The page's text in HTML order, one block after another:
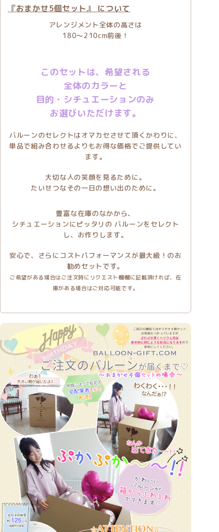
『おまかせ5個セット』 について
アレンジメント全体の高さは
180〜210cm前後！
このセットは、希望される
全体のカラーと
目的・シチュエーションのみ
お選びいただけます。
バルーンのセレクトはオマカセさせて頂くかわりに、
単品で組み合わせるよりもお得な価格でご提供してい
ます。
大切な人の笑顔を見るために。
たいせつなその一日の想い出のために。
豊富な在庫のなかから、
シチュエーションにピッタリの バルーンをセレクト
し、お作りします。
安心で、さらにコストパフォーマンスが最大級！のお
勧めセットです。
ご希望がある場合はご注文時にリクエスト欄欄に記載頂ければ、在
庫がある場合はご対応可能です。